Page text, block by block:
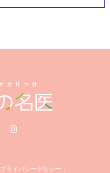
プライバシーポリシー